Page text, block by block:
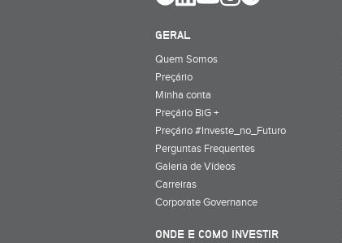
GERAL
Quem Somos
Preçário
Minha conta
Preçário BiG +
Preçário #Investe_no_Futuro
Perguntas Frequentes
Galeria de Vídeos
Carreiras
Corporate Governance
ONDE E COMO INVESTIR